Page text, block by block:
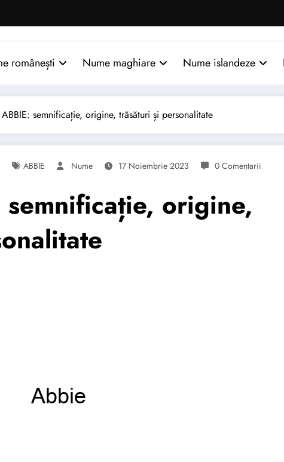
românești Nume maghiare Nume islandeze
semnificație, origine, trăsături și personalitate
ABBIE Nume 17 Noiembrie 2023 0 Comentarii
semnificație, origine,